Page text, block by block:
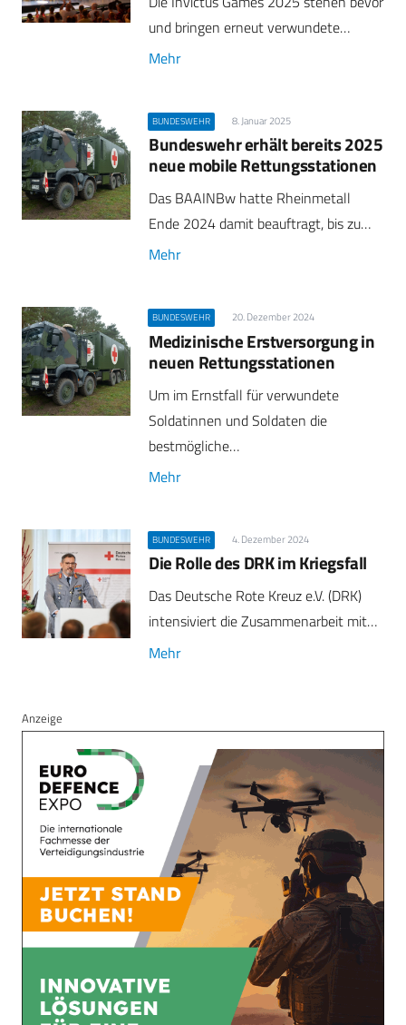
und bringen erneut verwundete…
Mehr
BUNDESWEHR 8. Januar 2025
Bundeswehr erhält bereits 2025
neue mobile Rettungsstationen
Das BAAINBw hatte Rheinmetall
Ende 2024 damit beauftragt, bis zu…
Mehr
BUNDESWEHR 20. Dezember 2024
Medizinische Erstversorgung in
neuen Rettungsstationen
Um im Ernstfall für verwundete
Soldatinnen und Soldaten die
bestmögliche…
Mehr
BUNDESWEHR 4. Dezember 2024
Die Rolle des DRK im Kriegsfall
Das Deutsche Rote Kreuz e.V. (DRK)
intensiviert die Zusammenarbeit mit…
Mehr
Anzeige